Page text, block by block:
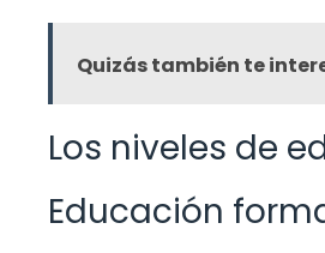
Quizás también te
Los niveles de
Educación